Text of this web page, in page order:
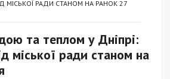
МІСЬКОЇ РАДИ СТАНОМ НА РАНОК 27
та теплом у Дніпрі:
міської ради станом на